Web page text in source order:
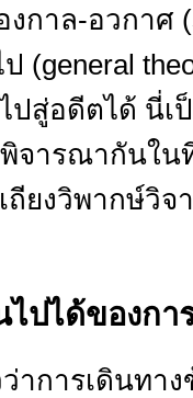
กาล-อวกาศ
(general
ปสู่อดีตได้ นี่
พิจารณากันใ
ถียงวิพากษ์วิ
ไปได้ของกา
ว่าการเดินทา